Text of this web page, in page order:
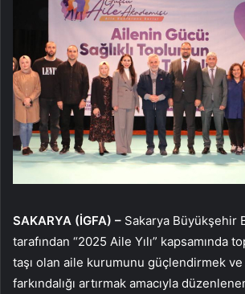
SAKARYA (İGFA) – Sakarya Büyükşehir
tarafından “2025 Aile Yılı” kapsamında
taşı olan aile kurumunu güçlendirmek
farkındalığı artırmak amacıyla